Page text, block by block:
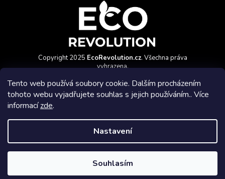
Tento web používá soubory cookie. Dalším procházením
tohoto webu vyjadřujete souhlas s jejich používáním.. Více
informacízde.
Nastavení
Souhlasím
Copyright 2025 EcoRevolution.cz. Všechna práva
vyhrazena.
Affiliate program